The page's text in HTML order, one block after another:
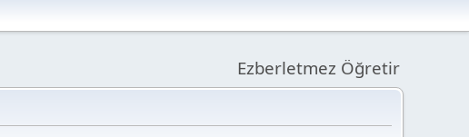
Ezberletmez Öğretir